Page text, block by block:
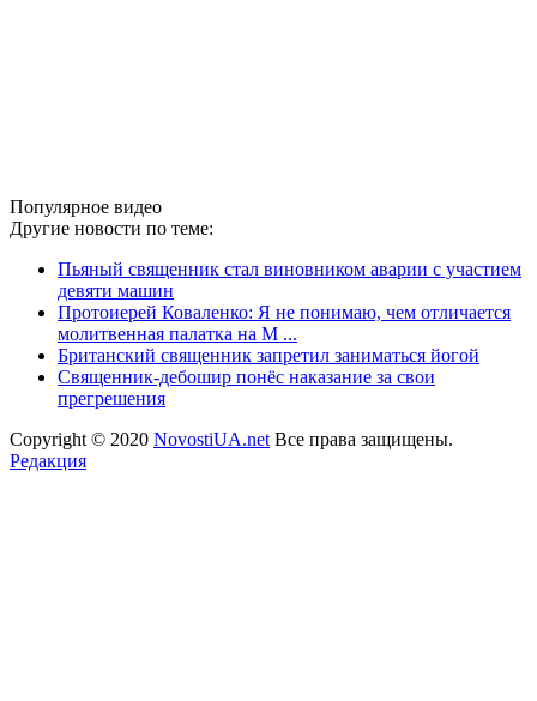
Популярное видео
Другие новости по теме:
Пьяный священник стал виновником аварии с участием
девяти машин
Протоиерей Коваленко: Я не понимаю, чем отличается
молитвенная палатка на М ...
Британский священник запретил заниматься йогой
Священник-дебошир понёс наказание за свои
прегрешения
Copyright © 2020 NovostiUA.net Все права защищены.
Редакция